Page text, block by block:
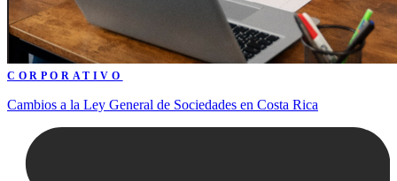
CORPORATIVO
Cambios a la Ley General de Sociedades en Costa Rica